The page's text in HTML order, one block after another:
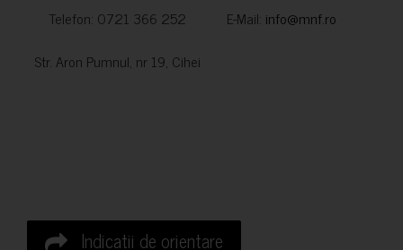
Telefon: 0721 366 252 E-Mail: info@mnf.ro
Str. Aron Pumnul, nr 19, Cihei
Indicatii de orientare